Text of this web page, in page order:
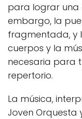
para lograr una
embargo, la
fragmentada, y
cuerpos y la
necesaria para
repertorio.
La música,
Joven Orquesta